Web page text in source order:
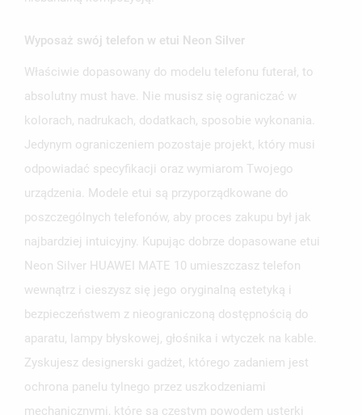
Wyposaż swój telefon w etui Neon Silver
Właściwie dopasowany do modelu telefonu futerał, to
absolutny must have. Nie musisz się ograniczać w
kolorach, nadrukach, dodatkach, sposobie wykonania.
Jedynym ograniczeniem pozostaje projekt, który musi
odpowiadać specyfikacji oraz wymiarom Twojego
urządzenia. Modele etui są przyporządkowane do
poszczególnych telefonów, aby proces zakupu był jak
najbardziej intuicyjny. Kupując dobrze dopasowane etui
Neon Silver HUAWEI MATE 10 umieszczasz telefon
wewnątrz i cieszysz się jego oryginalną estetyką i
bezpieczeństwem z nieograniczoną dostępnością do
aparatu, lampy błyskowej, głośnika i wtyczek na kable.
Zyskujesz designerski gadżet, którego zadaniem jest
ochrona panelu tylnego przez uszkodzeniami
mechanicznymi, które są częstym powodem usterki
MOJE LISTY ŻYCZEŃ
UTWÓRZ NOWĄ LISTĘ
UTWÓRZ LISTĘ ŻYCZEŃ
ANULUJ UTWÓRZ LISTĘ ŻYCZEŃ
ZALOGUJ SIĘ
MUSISZ BYĆ ZALOGOWANY BY ZAPISAĆ PRODUKTY NA
SWOJEJ LIŚCIE ŻYCZEŃ.
ANULUJ ZALOGUJ SIĘ